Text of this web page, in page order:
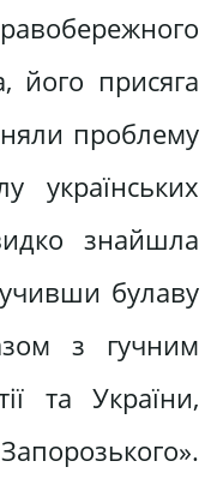
його присяга
проблему
українських
знайшла
булаву
з гучним
та України,